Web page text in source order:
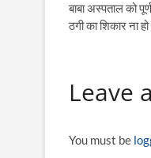
बाबा अस्पताल को
ठगी का शिकार ना
Leave
You must be